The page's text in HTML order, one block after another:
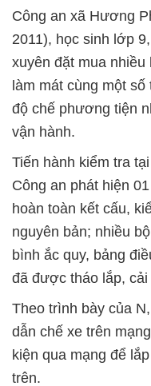
Công an xã Hương
2011), học sinh lớp
xuyên đặt mua
làm mát cùng một
độ chế phương tiện
vận hành.
Tiến hành kiểm tra
Công an phát hiện
hoàn toàn kết cấu,
nguyên bản; nhiều
bình ắc quy, bảng
đã được tháo lắp, cải
Theo trình bày của
dẫn chế xe trên
kiện qua mạng để
trên.